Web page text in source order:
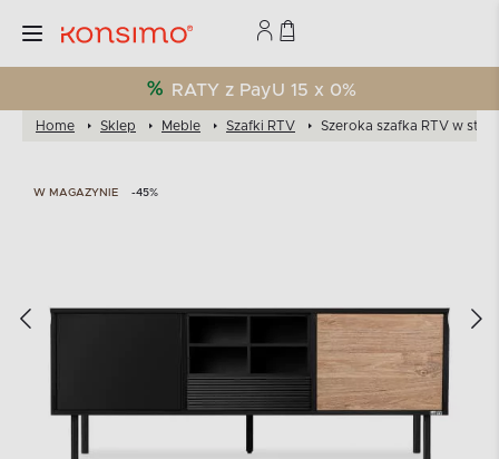
RATY z PayU 15 x 0%
Home Sklep Meble Szafki RTV Szeroka szafka RTV w
W MAGAZYNIE -45%